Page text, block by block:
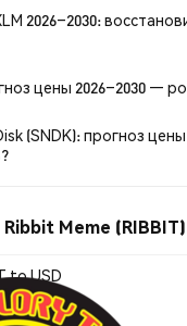
2026–2030:
цены 2026–2030 —
(SNDK): прогноз цены
Meme (RIBBIT)
to USD
sub>3003